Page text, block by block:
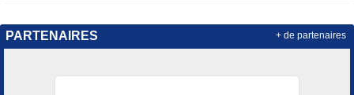
PARTENAIRES + de partenaires